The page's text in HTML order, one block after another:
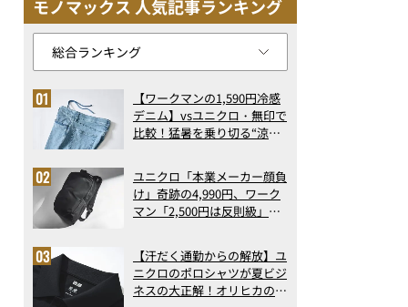
モノマックス 人気記事ランキング
【ワークマンの1,590円冷感
デニム】vsユニクロ・無印で
比較！猛暑を乗り切る“涼感
で決定版
ユニクロ「本業メーカー顔負
け」奇跡の4,990円、ワーク
マン「2,500円は反則級」凄
ト3】（2026年6月版）
【汗だく通勤からの解放】ユ
ニクロのポロシャツが夏ビジ
ネスの大正解！オリヒカの透